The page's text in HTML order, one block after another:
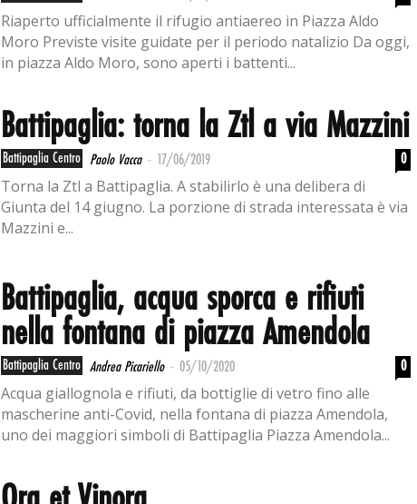
Riaperto ufficialmente il rifugio antiaereo in Piazza Aldo
Moro Previste visite guidate per il periodo natalizio Da oggi,
in piazza Aldo Moro, sono aperti i battenti...
Battipaglia: torna la Ztl a via Mazzini
Battipaglia Centro Paolo Vacca - 17/06/2019 0
Torna la Ztl a Battipaglia. A stabilirlo è una delibera di
Giunta del 14 giugno. La porzione di strada interessata è via
Mazzini e...
Battipaglia, acqua sporca e rifiuti
nella fontana di piazza Amendola
Battipaglia Centro Andrea Picariello - 05/10/2020 0
Acqua giallognola e rifiuti, da bottiglie di vetro fino alle
mascherine anti-Covid, nella fontana di piazza Amendola,
uno dei maggiori simboli di Battipaglia Piazza Amendola...